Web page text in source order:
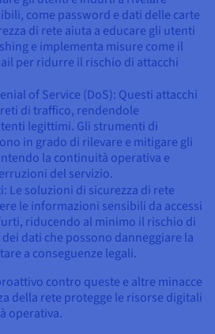
come password e dati delle carte
di rete aiuta a educare gli utenti
e implementa misure come il
per ridurre il rischio di attacchi
of Service (DoS): Questi attacchi
di traffico, rendendole
legittimi. Gli strumenti di
in grado di rilevare e mitigare gli
la continuità operativa e
del servizio.
Le soluzioni di sicurezza di rete
le informazioni sensibili da accessi
riducendo al minimo il rischio di
dati che possono danneggiare la
a conseguenze legali.
contro queste e altre minacce
della rete protegge le risorse digitali
operativa.